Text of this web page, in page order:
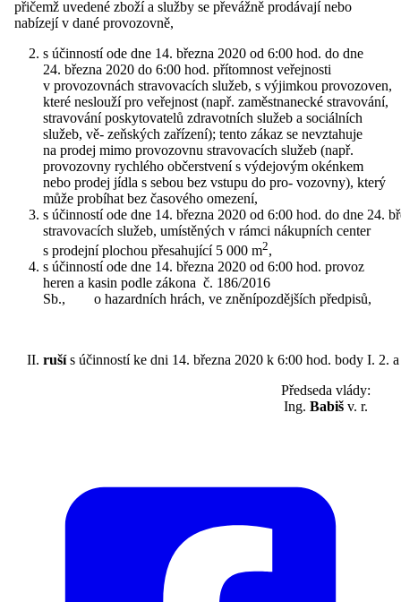
přičemž uvedené zboží a služby se převážně prodávají nebo
nabízejí v dané provozovně,
s účinností ode dne 14. března 2020 od 6:00 hod. do dne
24. března 2020 do 6:00 hod. přítomnost veřejnosti
v provozovnách stravovacích služeb, s výjimkou provozoven,
které neslouží pro veřejnost (např. zaměstnanecké stravování,
stravování poskytovatelů zdravotních služeb a sociálních
služeb, vě- zeňských zařízení); tento zákaz se nevztahuje
na prodej mimo provozovnu stravovacích služeb (např.
provozovny rychlého občerstvení s výdejovým okénkem
nebo prodej jídla s sebou bez vstupu do pro- vozovny), který
může probíhat bez časového omezení,
s účinností ode dne 14. března 2020 od 6:00 hod. do dne 24.
stravovacích služeb, umístěných v rámci nákupních center
s prodejní plochou přesahující 5 000 m2,
s účinností ode dne 14. března 2020 od 6:00 hod. provoz
heren a kasin podle zákona č. 186/2016
Sb., o hazardních hrách, ve zněnípozdějších předpisů,
rušís účinností ke dni 14. března 2020 k 6:00 hod. body I. 2.
Předseda vlády:
Ing. Babiš v. r.